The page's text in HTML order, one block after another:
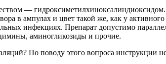
—
в ампулах и цвет такой же, как у
инфекциях. Препарат допустимо
аминогликозиды и прочие.
По поводу этого вопроса инструкции